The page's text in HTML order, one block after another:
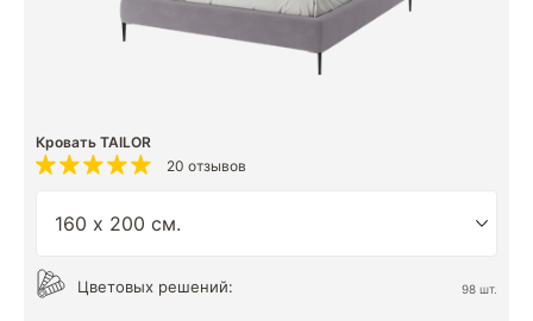
Кровать TAILOR
20 отзывов
Цветовых решений: 98 шт.